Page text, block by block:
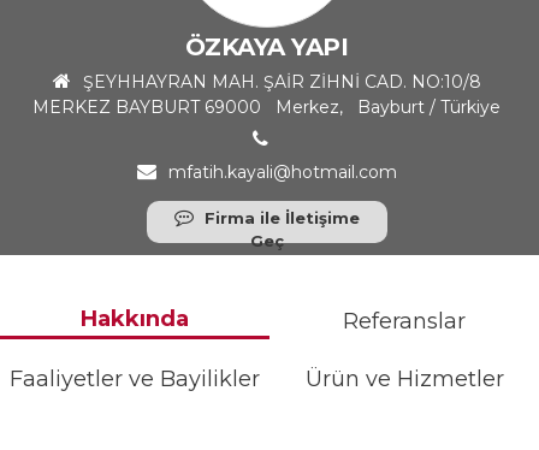
ÖZKAYA YAPI
ŞEYHHAYRAN MAH. ŞAİR ZİHNİ CAD. NO:10/8
MERKEZ BAYBURT 69000 Merkez, Bayburt / Türkiye
mfatih.kayali@hotmail.com
Firma ile İletişime
Geç
Hakkında Referanslar
Faaliyetler ve Bayilikler Ürün ve Hizmetler